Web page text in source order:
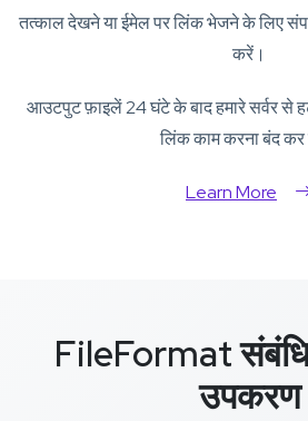
तत्काल देखने या ईमेल पर लिंक भेजने के लिए
करें।
आउटपुट फ़ाइलें 24 घंटे के बाद हमारे सर्वर से
लिंक काम करना बंद कर
Learn More
FileFormat
उपकरण